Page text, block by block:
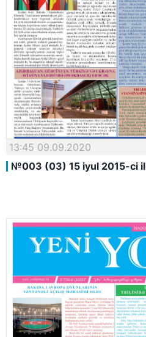
13:45 09.09.2020
№003 (03) 15 iyul 2015-ci il